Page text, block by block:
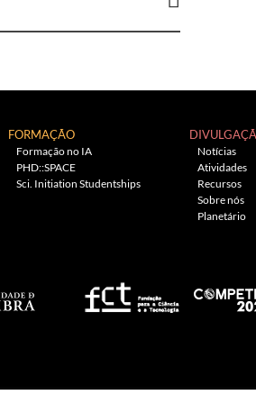
FORMAÇÃO
Formação no IA
PHD::SPACE
Sci. Initiation Studentships
Notícias
Atividades
Recursos
Sobre nós
Planetário